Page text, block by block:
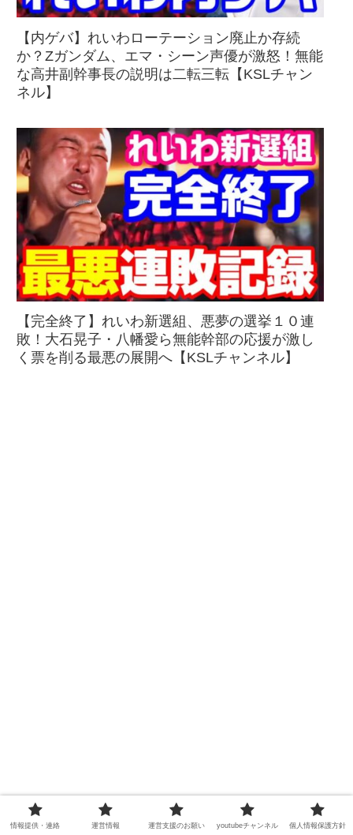
【内ゲバ】れいわローテーション廃止か存続
か？Zガンダム、エマ・シーン声優が激怒！無能
な高井副幹事長の説明は二転三転【KSLチャン
ネル】
【完全終了】れいわ新選組、悪夢の選挙１０連
敗！大石晃子・八幡愛ら無能幹部の応援が激し
く票を削る最悪の展開へ【KSLチャンネル】
情報提供・連絡 運営情報 運営支援のお願い youtubeチャンネル 個人情報保護方針